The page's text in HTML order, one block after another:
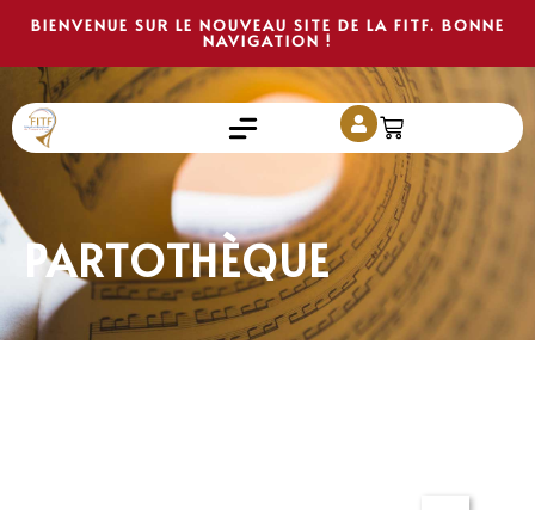
BIENVENUE SUR LE NOUVEAU SITE DE LA FITF. BONNE
NAVIGATION !
PARTOTHÈQUE